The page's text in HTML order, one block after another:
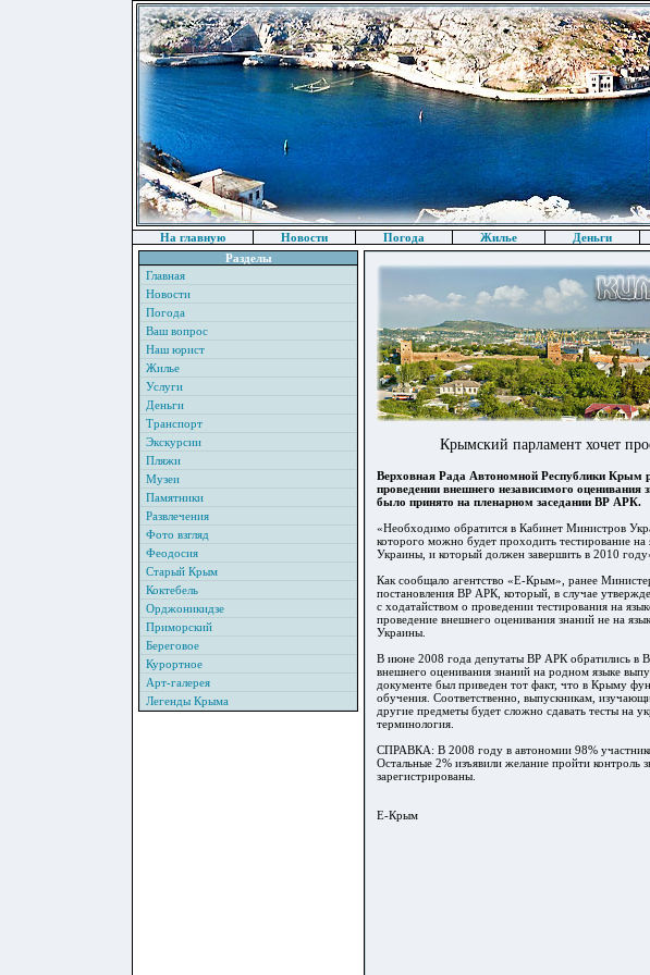
На главную Новости Погода Жилье Деньги
Разделы
Главная
Новости
Погода
Ваш вопрос
Наш юрист
Жилье
Услуги
Деньги
Транспорт
Экскурсии
Пляжи
Музеи
Памятники
Развлечения
Фото взгляд
Феодосия
Старый Крым
Коктебель
Орджоникидзе
Приморский
Береговое
Курортное
Арт-галерея
Легенды Крыма
Крымский парламент хочет
Верховная Рада Автономной Республики Крым
проведении внешнего независимого оценивания
было принято на пленарном заседании ВР АРК.
«Необходимо обратится в Кабинет Министров
которого можно будет проходить тестирование
Украины, и который должен завершить в 2010
Как сообщало агентство «Е-Крым», ранее
постановления ВР АРК, который, в случае
с ходатайством о проведении тестирования на
проведение внешнего оценивания знаний не на
Украины.
В июне 2008 года депутаты ВР АРК обратились в
внешнего оценивания знаний на родном языке
документе был приведен тот факт, что в Крыму
обучения. Соответственно, выпускникам,
другие предметы будет сложно сдавать тесты на
терминология.
СПРАВКА: В 2008 году в автономии 98%
Остальные 2% изъявили желание пройти контроль
зарегистрированы.
Е-Крым